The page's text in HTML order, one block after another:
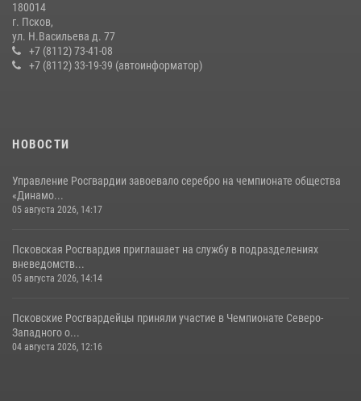
Сотрудники вневедомственной охраны Росгвардии за минувшие
сутки пресекли в областном центре серию краж
22 июля 2026, 10:19
16 июля 2026, 10:24
180014
г. Псков,
ул. Н.Васильева д. 77
+7 (8112) 73-41-08
+7 (8112) 33-19-39 (автоинформатор)
НОВОСТИ
Управление Росгвардии завоевало серебро на чемпионате общества
«Динамо...
05 августа 2026, 14:17
Псковская Росгвардия приглашает на службу в подразделениях
вневедомств...
05 августа 2026, 14:14
Псковские Росгвардейцы приняли участие в Чемпионате Северо-
Западного о...
04 августа 2026, 12:16